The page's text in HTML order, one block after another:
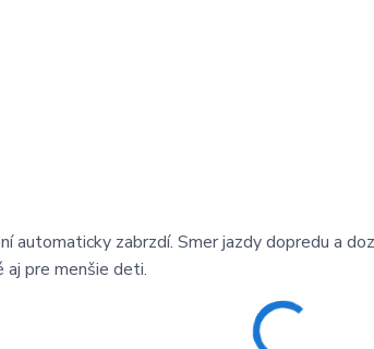
zabrzdí. Smer jazdy dopredu a
pre menšie deti.